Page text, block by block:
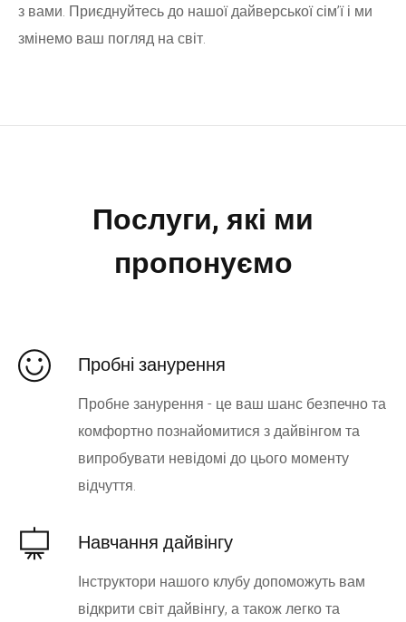
з вами. Приєднуйтесь до нашої дайверської сім’ї і ми
змінемо ваш погляд на світ.
Послуги, які ми
пропонуємо
Пробні занурення
Пробне занурення - це ваш шанс безпечно та
комфортно познайомитися з дайвінгом та
випробувати невідомі до цього моменту
відчуття.
Навчання дайвінгу
Інструктори нашого клубу допоможуть вам
відкрити світ дайвінгу, а також легко та